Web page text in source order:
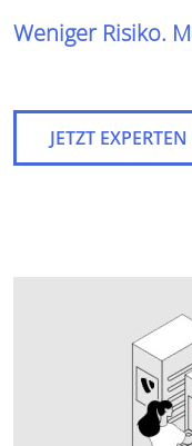
Weniger Risiko.
JETZT